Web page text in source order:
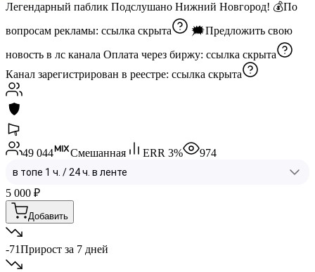
Легендарный паблик Подслушано Нижний Новгород! 💰По
вопросам рекламы: ссылка скрыта
🗯Предложить свою
новость в лс канала Оплата через биржу: ссылка скрыта
Канал зарегистрирован в реестре: ссылка скрыта
49 044 Смешанная ERR 3% 974
5 000 ₽
Добавить
-71Прирост за 7 дней